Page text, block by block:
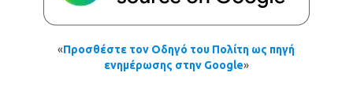
«Προσθέστε τον Οδηγό του Πολίτη ως πηγή
ενημέρωσης στην Google»